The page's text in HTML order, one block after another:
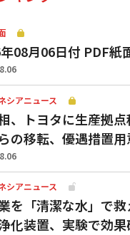
08月06日付 PDF紙
シアニュース
、トヨタに生産拠
の移転、優遇措置用
シアニュース
を「清潔な水」で
化装置、実験で効